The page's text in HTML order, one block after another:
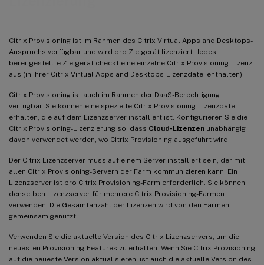
Citrix Provisioning ist im Rahmen des Citrix Virtual Apps and Desktops-
Anspruchs verfügbar und wird pro Zielgerät lizenziert. Jedes
bereitgestellte Zielgerät checkt eine einzelne Citrix Provisioning-Lizenz
aus (in Ihrer Citrix Virtual Apps and Desktops-Lizenzdatei enthalten).
Citrix Provisioning ist auch im Rahmen der DaaS-Berechtigung
verfügbar. Sie können eine spezielle Citrix Provisioning-Lizenzdatei
erhalten, die auf dem Lizenzserver installiert ist. Konfigurieren Sie die
Citrix Provisioning-Lizenzierung so, dass Cloud-Lizenzen unabhängig
davon verwendet werden, wo Citrix Provisioning ausgeführt wird.
Der Citrix Lizenzserver muss auf einem Server installiert sein, der mit
allen Citrix Provisioning-Servern der Farm kommunizieren kann. Ein
Lizenzserver ist pro Citrix Provisioning-Farm erforderlich. Sie können
denselben Lizenzserver für mehrere Citrix Provisioning-Farmen
verwenden. Die Gesamtanzahl der Lizenzen wird von den Farmen
gemeinsam genutzt.
Verwenden Sie die aktuelle Version des Citrix Lizenzservers, um die
neuesten Provisioning-Features zu erhalten. Wenn Sie Citrix Provisioning
auf die neueste Version aktualisieren, ist auch die aktuelle Version des